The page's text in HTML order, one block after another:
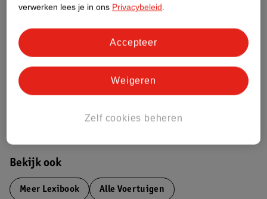
Nature Impact Score
Dit product heeft (nog) geen Nature
Impact Score.
Bestel & Bezorginformatie
Bekijk ook
Meer Lexibook Alle Voertuigen
verwerken lees je in ons Privacybeleid.
Zelf cookies beheren
Weigeren
Accepteer